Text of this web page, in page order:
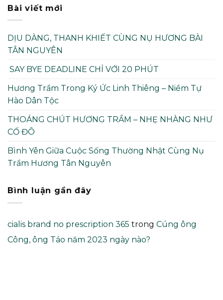
Bài viết mới
DỊU DÀNG, THANH KHIẾT CÙNG NỤ HƯƠNG BÀI
TÂN NGUYÊN
SAY BYE DEADLINE CHỈ VỚI 20 PHÚT
Hương Trầm Trong Ký Ức Linh Thiêng – Niềm Tự
Hào Dân Tộc
THOÁNG CHÚT HƯƠNG TRẦM – NHẸ NHÀNG NHƯ
CỐ ĐÔ
Bình Yên Giữa Cuộc Sống Thường Nhật Cùng Nụ
Trầm Hương Tân Nguyên
Bình luận gần đây
cialis brand no prescription 365 trong Cúng ông
Công, ông Táo năm 2023 ngày nào?